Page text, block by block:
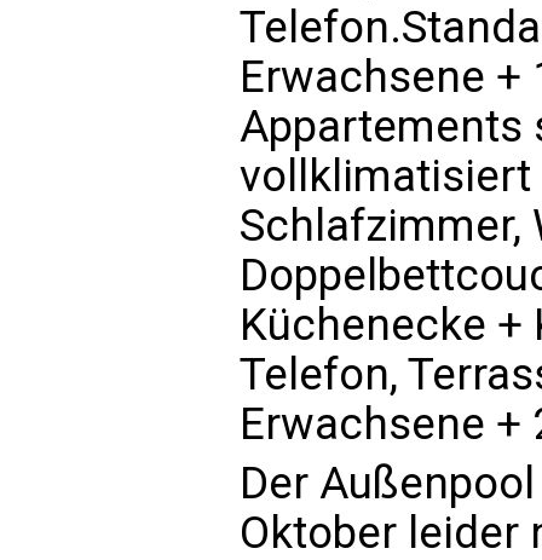
Erwachsene +
Appartements
vollklimatisiert
Schlafzimmer,
Küchenecke +
Telefon,
Erwachsene +
Der
Oktober leider